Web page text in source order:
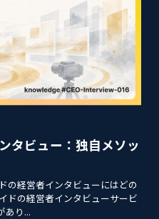
タビュー：独自メソッ
の経営者インタビューにはどの
ドの経営者インタビューサービ
あり...